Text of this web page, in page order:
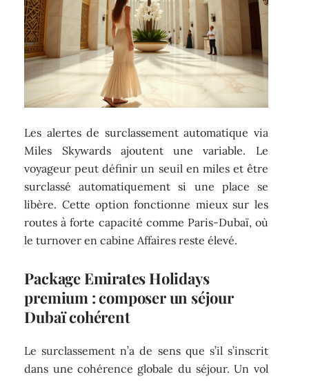
Les alertes de surclassement automatique via
Miles Skywards ajoutent une variable. Le
voyageur peut définir un seuil en miles et être
surclassé automatiquement si une place se
libère. Cette option fonctionne mieux sur les
routes à forte capacité comme Paris-Dubaï, où
le turnover en cabine Affaires reste élevé.
Package Emirates Holidays
premium : composer un séjour
Dubaï cohérent
Le surclassement n’a de sens que s’il s’inscrit
dans une cohérence globale du séjour. Un vol